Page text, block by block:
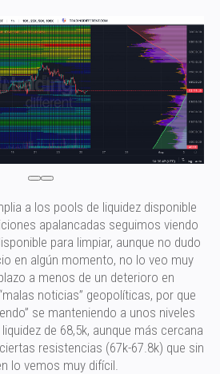
a los pools de liquidez disponible
apalancadas seguimos viendo
para limpiar, aunque no dudo
en algún momento, no lo veo muy
a menos de un deterioro en
noticias” geopolíticas, por que
se manteniendo a unos niveles
de 68,5k, aunque más cercana
resistencias (67k-67.8k) que sin
lo vemos muy difícil.